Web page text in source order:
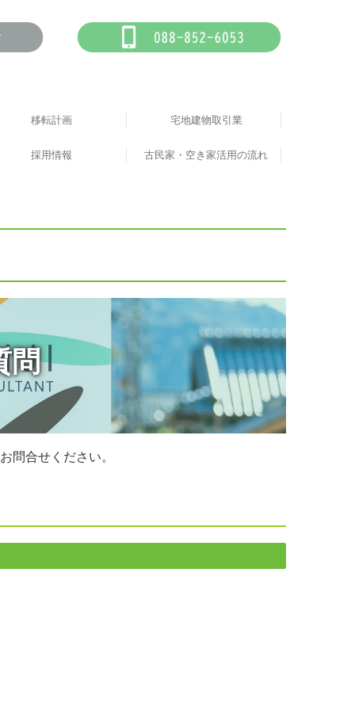
移転計画
住宅
店舗・施設
その他
宅地建物取引業
採用情報 古民家・空き家活用の流れ
問
問合せください。